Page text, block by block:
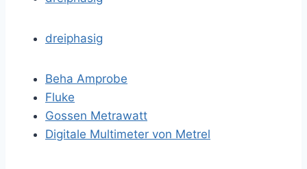
dreiphasig
Beha Amprobe
Fluke
Gossen Metrawatt
Digitale Multimeter von Metrel